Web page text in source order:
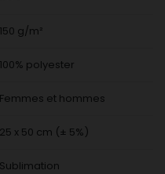
150 g/m²
100% polyester
Femmes et hommes
25 x 50 cm (± 5%)
Sublimation